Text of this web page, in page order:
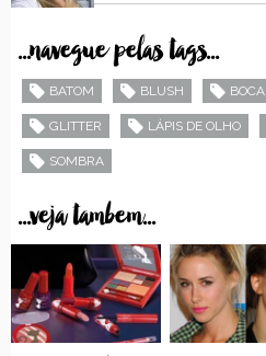
...navegue pelas tags...
BATOM BLUSH BOCA
GLITTER LÁPIS DE OLHO
SOMBRA
...veja tambem...